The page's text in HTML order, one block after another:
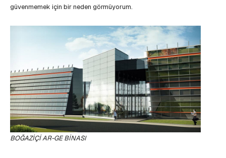
güvenmemek için bir neden görmüyorum.
BOĞAZİÇİ AR-GE BİNASI